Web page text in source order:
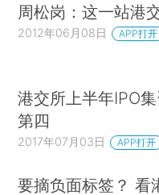
周松岗：这一站港
2012年06月08日 APP打开
港交所上半年IPO
第四
2017年07月03日 APP打开
要摘负面标签？ 看